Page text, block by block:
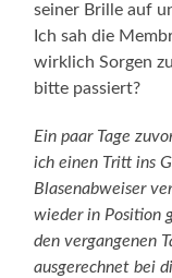
seiner Brille auf
Ich sah die
wirklich Sorgen
bitte passiert?
Ein paar Tage
ich einen Tritt ins
Blasenabweiser
wieder in Position
den vergangenen
ausgerechnet bei